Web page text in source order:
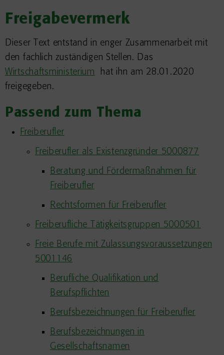
Freigabevermerk
Dieser Text entstand in enger Zusammenarbeit mit
den fachlich zuständigen Stellen. Das
Wirtschaftsministerium hat ihn am 28.01.2020
freigegeben.
Passend zum Thema
Freiberufler
Freiberufler als Existenzgründer 5000877
Beratung und Fördermaßnahmen für
Freiberufler
Rechtsformen für Freiberufler
Freiberufliche Tätigkeitsgruppen 5000501
Freie Berufe mit Zulassungsvoraussetzungen
5001146
Berufliche Qualifikation und
Berufspflichten
Berufsbezeichnungen für Freiberufler
Berufsbezeichnungen in
Gesellschaftsnamen